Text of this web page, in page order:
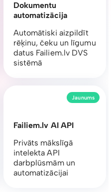
Dokumentu
automatizācija
Automātiski aizpildīt
rēķinu, čeku un līgumu
datus Failiem.lv DVS
sistēmā
Failiem.lv AI API
Privāts mākslīgā
intelekta API
darbplūsmām un
automatizācijai
Jaunums